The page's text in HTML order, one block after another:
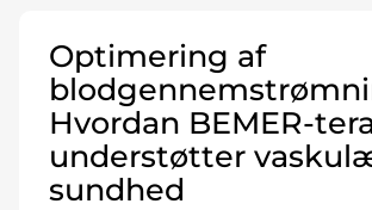
Optimering af
Hvordan BEMER-
understøtter
sundhed